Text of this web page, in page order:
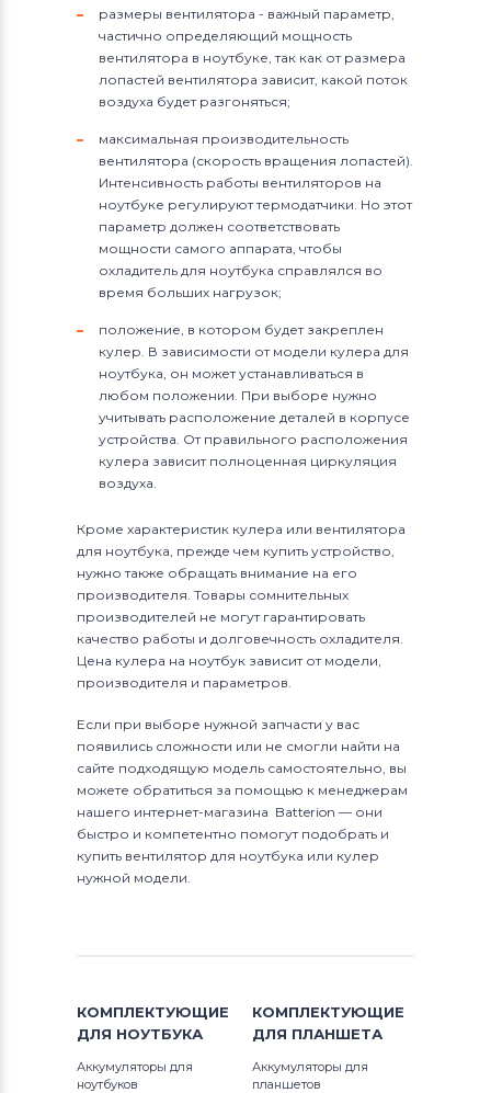
размеры вентилятора - важный параметр,
частично определяющий мощность
вентилятора в ноутбуке, так как от размера
лопастей вентилятора зависит, какой поток
воздуха будет разгоняться;
максимальная производительность
вентилятора (скорость вращения лопастей).
Интенсивность работы вентиляторов на
ноутбуке регулируют термодатчики. Но этот
параметр должен соответствовать
мощности самого аппарата, чтобы
охладитель для ноутбука справлялся во
время больших нагрузок;
положение, в котором будет закреплен
кулер. В зависимости от модели кулера для
ноутбука, он может устанавливаться в
любом положении. При выборе нужно
учитывать расположение деталей в корпусе
устройства. От правильного расположения
кулера зависит полноценная циркуляция
воздуха.
Кроме характеристик кулера или вентилятора
для ноутбука, прежде чем купить устройство,
нужно также обращать внимание на его
производителя. Товары сомнительных
производителей не могут гарантировать
качество работы и долговечность охладителя.
Цена кулера на ноутбук зависит от модели,
производителя и параметров.
Если при выборе нужной запчасти у вас
появились сложности или не смогли найти на
сайте подходящую модель самостоятельно, вы
можете обратиться за помощью к менеджерам
нашего интернет-магазина Batterion — они
быстро и компетентно помогут подобрать и
купить вентилятор для ноутбука или кулер
нужной модели.
КОМПЛЕКТУЮЩИЕ
ДЛЯ НОУТБУКА
Аккумуляторы для
ноутбуков
КОМПЛЕКТУЮЩИЕ
ДЛЯ ПЛАНШЕТА
Аккумуляторы для
планшетов